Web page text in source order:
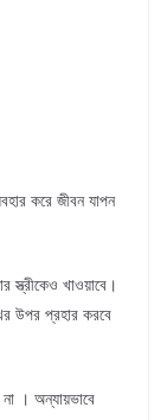
করে জীবন যাপন
খাওয়াবে।
উপর প্রহার করবে
। অন্যায়ভাবে